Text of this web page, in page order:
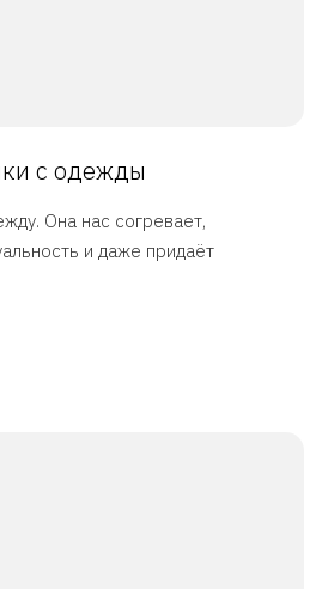
с одежды
Она нас согревает,
и даже придаёт